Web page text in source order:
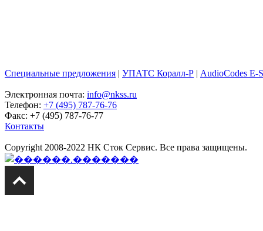
Специальные предложения | УПАТС Коралл-Р | AudioCodes E-
Электронная почта: info@nkss.ru
Телефон: +7 (495) 787-76-76
Факс: +7 (495) 787-76-77
Контакты
Copyright 2008-2022 НК Сток Сервис. Все права защищены.